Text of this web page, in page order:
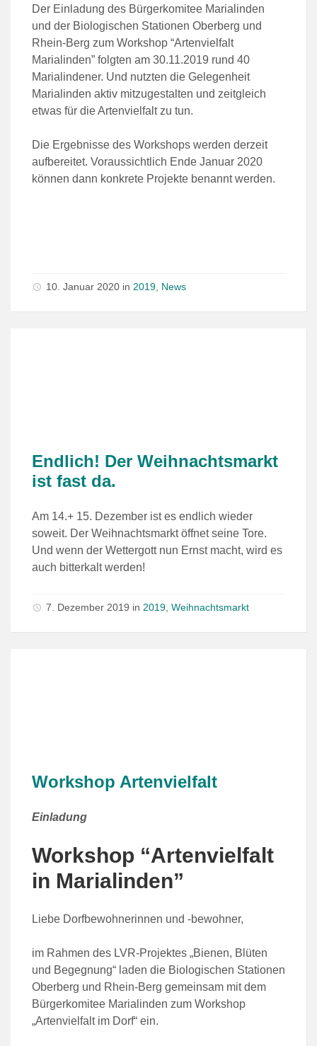
Der Einladung des Bürgerkomitee Marialinden
und der Biologischen Stationen Oberberg und
Rhein-Berg zum Workshop “Artenvielfalt
Marialinden” folgten am 30.11.2019 rund 40
Marialindener. Und nutzten die Gelegenheit
Marialinden aktiv mitzugestalten und zeitgleich
etwas für die Artenvielfalt zu tun.
Die Ergebnisse des Workshops werden derzeit
aufbereitet. Voraussichtlich Ende Januar 2020
können dann konkrete Projekte benannt werden.
10. Januar 2020 in 2019, News
Endlich! Der Weihnachtsmarkt
ist fast da.
Am 14.+ 15. Dezember ist es endlich wieder
soweit. Der Weihnachtsmarkt öffnet seine Tore.
Und wenn der Wettergott nun Ernst macht, wird es
auch bitterkalt werden!
7. Dezember 2019 in 2019, Weihnachtsmarkt
Workshop Artenvielfalt
Einladung
Workshop “Artenvielfalt
in Marialinden”
Liebe Dorfbewohnerinnen und -bewohner,
im Rahmen des LVR-Projektes „Bienen, Blüten
und Begegnung“ laden die Biologischen Stationen
Oberberg und Rhein-Berg gemeinsam mit dem
Bürgerkomitee Marialinden zum Workshop
„Artenvielfalt im Dorf“ ein.